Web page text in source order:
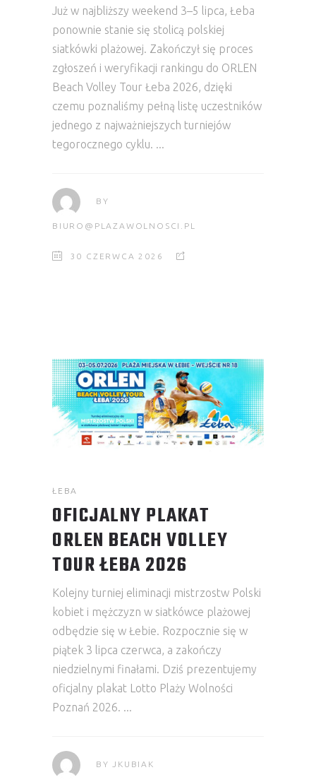
Już w najbliższy weekend 3–5 lipca, Łeba
ponownie stanie się stolicą polskiej
siatkówki plażowej. Zakończył się proces
zgłoszeń i weryfikacji rankingu do ORLEN
Beach Volley Tour Łeba 2026, dzięki
czemu poznaliśmy pełną listę uczestników
jednego z najważniejszych turniejów
tegorocznego cyklu.
BY
BIURO@PLAZAWOLNOSCI.PL
30 CZERWCA 2026
ŁEBA
OFICJALNY PLAKAT
ORLEN BEACH VOLLEY
TOUR ŁEBA 2026
Kolejny turniej eliminacji mistrzostw Polski
kobiet i mężczyzn w siatkówce plażowej
odbędzie się w Łebie. Rozpocznie się w
piątek 3 lipca czerwca, a zakończy
niedzielnymi finałami. Dziś prezentujemy
oficjalny plakat Lotto Plaży Wolności
Poznań 2026.
BY JKUBIAK